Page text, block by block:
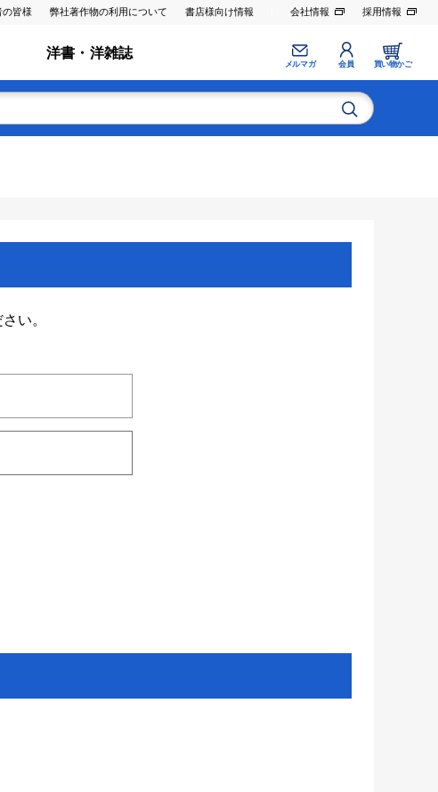
の皆様 弊社著作物の利用について 書店様向け情報 会社情報 採用情報
洋書・洋雑誌
メルマガ 会員 買い物かご
い。